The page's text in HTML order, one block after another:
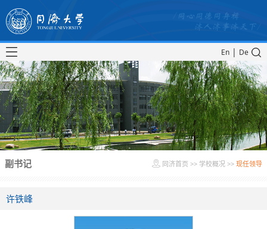
En | De
副书记 同济首页 >> 学校概况 >> 现任领导
许铁峰